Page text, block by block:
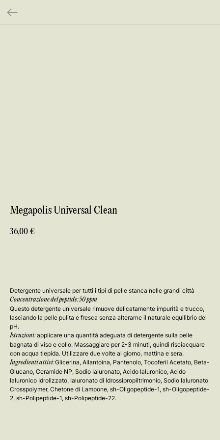
Megapolis Universal Clean
36,00 €
Detergente universale per tutti i tipi di pelle stanca nelle grandi città
Concentrazione del peptide: 50 ppm
Questo detergente universale rimuove delicatamente impurità e trucco,
lasciando la pelle pulita e fresca senza alterarne il naturale equilibrio del
pH.
Istruzioni:applicare una quantità adeguata di detergente sulla pelle
bagnata di viso e collo. Massaggiare per 2-3 minuti, quindi risciacquare
con acqua tiepida. Utilizzare due volte al giorno, mattina e sera.
Ingredienti attivi:Glicerina, Allantoina, Pantenolo, Tocoferil Acetato, Beta-
Glucano, Ceramide NP, Sodio Ialuronato, Acido Ialuronico, Acido
Ialuronico Idrolizzato, Ialuronato di Idrossipropiltrimonio, Sodio Ialuronato
Crosspolymer, Chetone di Lampone, sh-Oligopeptide-1, sh-Oligopeptide-
2, sh-Polipeptide-1, sh-Polipeptide-22.